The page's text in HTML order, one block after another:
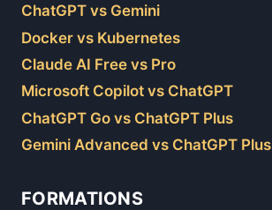
ChatGPT vs Gemini
Docker vs Kubernetes
Claude AI Free vs Pro
Microsoft Copilot vs ChatGPT
ChatGPT Go vs ChatGPT Plus
Gemini Advanced vs ChatGPT Plus
FORMATIONS